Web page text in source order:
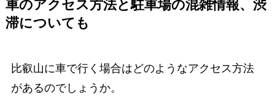
車のアクセス方法と駐車場の混雑情報、渋
滞についても
比叡山に車で行く場合はどのようなアクセス方法
があるのでしょうか。